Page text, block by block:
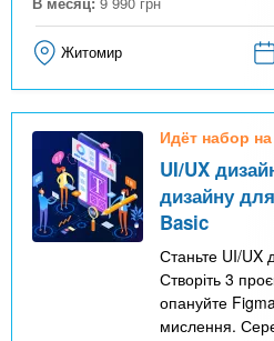
Житомир
Идёт набор
UI/UX
дизайну
Basic
Станьте UI/UX
Створіть 3
опануйте
мислення.